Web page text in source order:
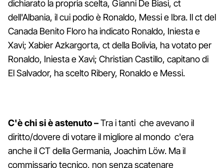
dichiarato la propria scelta, Gianni De Biasi, ct
dell'Albania, il cui podio è Ronaldo, Messi e Ibra. Il ct del
Canada Benito Floro ha indicato Ronaldo, Iniesta e
Xavi; Xabier Azkargorta, ct della Bolivia, ha votato per
Ronaldo, Iniesta e Xavi; Christian Castillo, capitano di
El Salvador, ha scelto Ribery, Ronaldo e Messi.
C'è chi si è astenuto –Tra i tanti che avevano il
diritto/dovere di votare il migliore al mondo c'era
anche il CT della Germania, Joachim Löw. Ma il
commissario tecnico, non senza scatenare